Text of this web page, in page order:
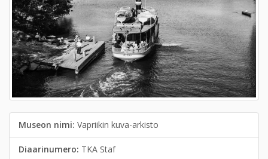
Museon nimi: Vapriikin kuva-arkisto
Diaarinumero: TKA Staf